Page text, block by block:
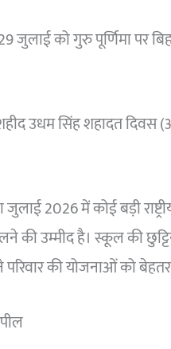
जुलाई को गुरु पूर्णिमा पर
उधम सिंह शहादत दिवस
2026 में कोई बड़ी
उम्मीद है। स्कूल की
परिवार की योजनाओं को